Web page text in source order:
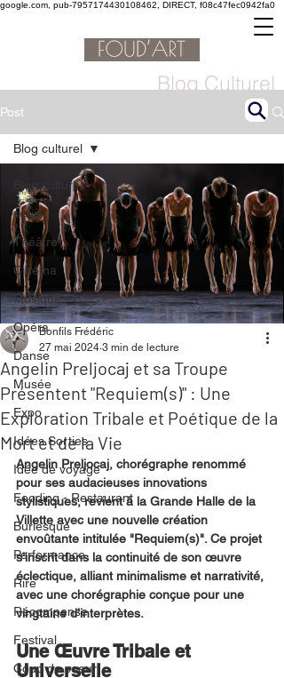
google.com, pub-7957174430108462, DIRECT, f08c47fec0942fa0
Blog Culturel
Post
Blog culturel
serie
Théâtre
Cinéma
Musique
Opéra
Danse
Musée
Expo
Idées Sorties
Idée de voyage
Fooding - Restaurant
Burlesque
Performance
Rire
Récompense
Festival
Coup de coeur
Blog culturel
Angelin Preljocaj et sa Troupe
Présentent "Requiem(s)" : Une
Exploration Tribale et Poétique de la
Mort et de la Vie
Bonfils Frédéric
27 mai 2024 3 min de lecture
Angelin Preljocaj, chorégraphe renommé
pour ses audacieuses innovations
stylistiques, revient à la Grande Halle de la
Villette avec une nouvelle création
envoûtante intitulée "Requiem(s)". Ce projet
s’inscrit dans la continuité de son œuvre
éclectique, alliant minimalisme et narrativité,
avec une chorégraphie conçue pour une
vingtaine d’interprètes.
Une Œuvre Tribale et
Universelle